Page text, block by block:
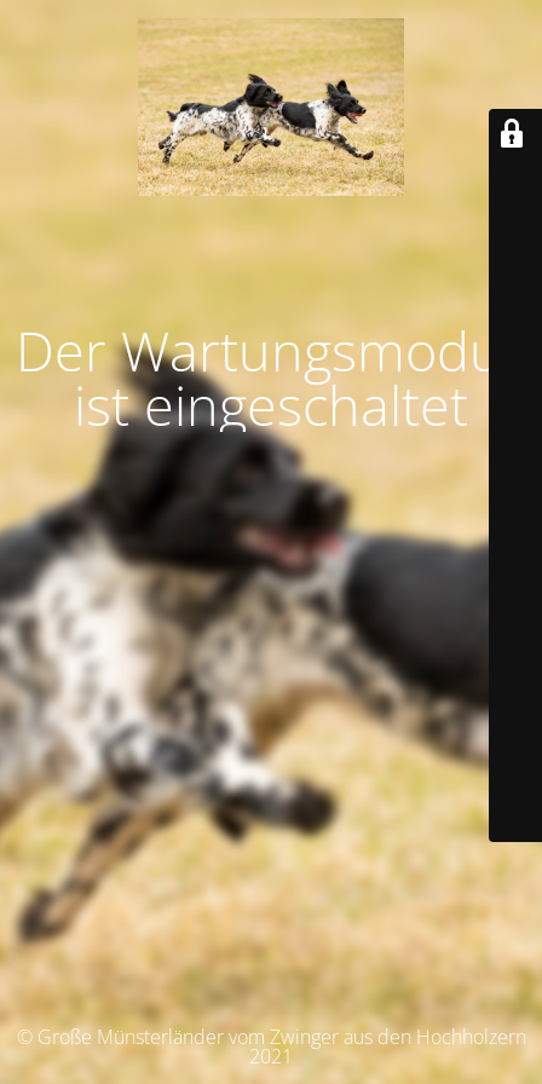
Der Wartungsmodus
ist eingeschaltet
© Große Münsterländer vom Zwinger aus den Hochholzern
2021